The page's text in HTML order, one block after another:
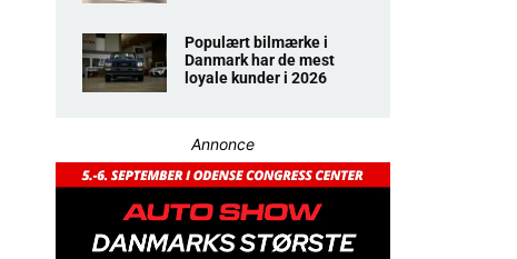
Populært bilmærke i
Danmark har de mest
loyale kunder i 2026
Annonce